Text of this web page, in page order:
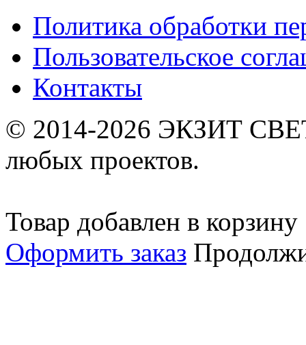
Политика обработки
Пользовательское
Контакты
© 2014-2026 ЭКЗИТ
любых проектов.
Товар добавлен в корзину
Оформить заказ